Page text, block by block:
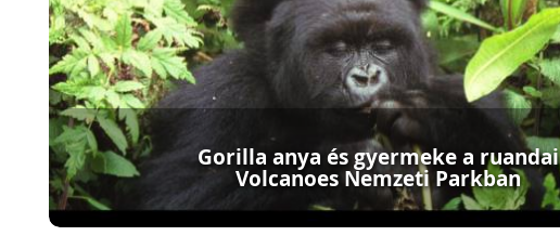
Gorilla anya és gyermeke a ruandai
Volcanoes Nemzeti Parkban